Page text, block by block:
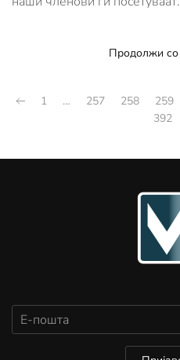
Продолжи
1 … 257 258 259
392